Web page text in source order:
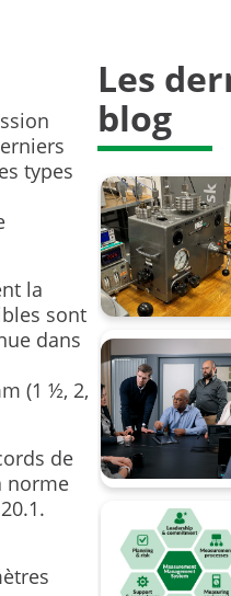
types
la
sont
dans
(1 ½, 2,
de
norme
oct.
de
Les
blog